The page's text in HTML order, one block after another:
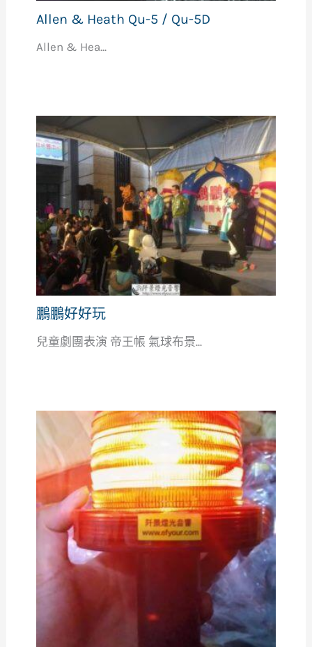
Allen & Heath Qu-5 / Qu-5D
Allen & Hea...
鵬鵬好好玩
兒童劇團表演 帝王帳 氣球布景...